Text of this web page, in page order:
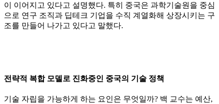
이 이어지고 있다고 설명했다. 특히 중국은 과학기술원을 중심
으로 연구 조직과 딥테크 기업을 수직 계열화해 상장시키는 구
조를 만들어 나가고 있다고 말했다.
전략적 복합 모델로 진화중인 중국의 기술 정책
기술 자립을 가능하게 하는 요인은 무엇일까? 백 교수는 예산,